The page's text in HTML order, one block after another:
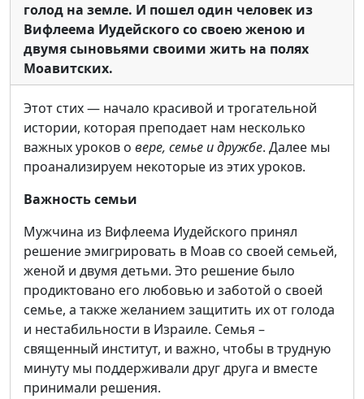
голод на земле. И пошел один человек из
Вифлеема Иудейского со своею женою и
двумя сыновьями своими жить на полях
Моавитских.
Этот стих — начало красивой и трогательной
истории, которая преподает нам несколько
важных уроков о вере, семье и дружбе. Далее мы
проанализируем некоторые из этих уроков.
Важность семьи
Мужчина из Вифлеема Иудейского принял
решение эмигрировать в Моав со своей семьей,
женой и двумя детьми. Это решение было
продиктовано его любовью и заботой о своей
семье, а также желанием защитить их от голода
и нестабильности в Израиле. Семья –
священный институт, и важно, чтобы в трудную
минуту мы поддерживали друг друга и вместе
принимали решения.